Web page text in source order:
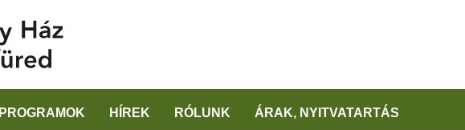
PROGRAMOK HÍREK RÓLUNK ÁRAK, NYITVATARTÁS